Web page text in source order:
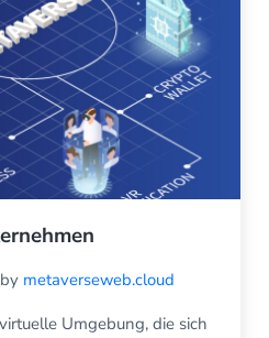
by metaverseweb.cloud
Umgebung, die sich